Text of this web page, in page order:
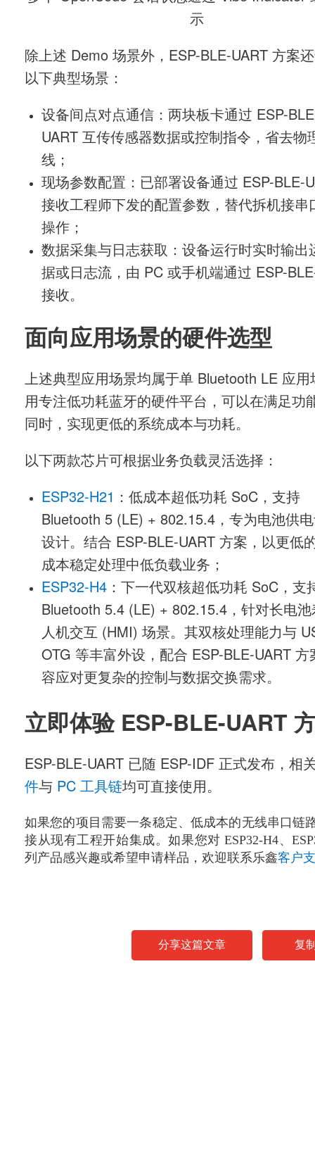
示
除上述 Demo 场景外， ESP-BLE-UART 方案
以下典型场景：
设备间点对点通信：两块板卡通过 ESP-
UART 互传传感器数据或控制指令，省去物
线；
现场参数配置：已部署设备通过 ESP-BLE-
接收工程师下发的配置参数，替代拆机接串
操作；
数据采集与日志获取：设备运行时实时输出
据或日志流，由 PC 或手机端通过 ESP-
接收。
面向应用场景的硬件选型
上述典型应用场景均属于单 Bluetooth LE 应用
用专注低功耗蓝牙的硬件平台，可以在满足功
同时，实现更低的系统成本与功耗。
以下两款芯片可根据业务负载灵活选择：
ESP32-H21 ：低成本超低功耗 SoC ，支持
Bluetooth 5 (LE) + 802.15.4 ，专为电池供
设计。结合 ESP-BLE-UART 方案，以更低
成本稳定处理中低负载业务；
ESP32-H4 ：下一代双核超低功耗 SoC ，支
Bluetooth 5.4 (LE) + 802.15.4 ，针对长电
人机交互 (HMI) 场景。其双核处理能力与
OTG 等丰富外设，配合 ESP-BLE-UART 方
容应对更复杂的控制与数据交换需求。
立即体验 ESP-BLE-UART
ESP-BLE-UART 已随 ESP-IDF 正式发布，相
件与 PC 工具链均可直接使用。
如果您的项目需要一条稳定、低成本的无线串口链
接从现有工程开始集成。如果您对 ESP32-H4、
列产品感兴趣或希望申请样品，欢迎联系乐鑫客户
分享这篇文章 复